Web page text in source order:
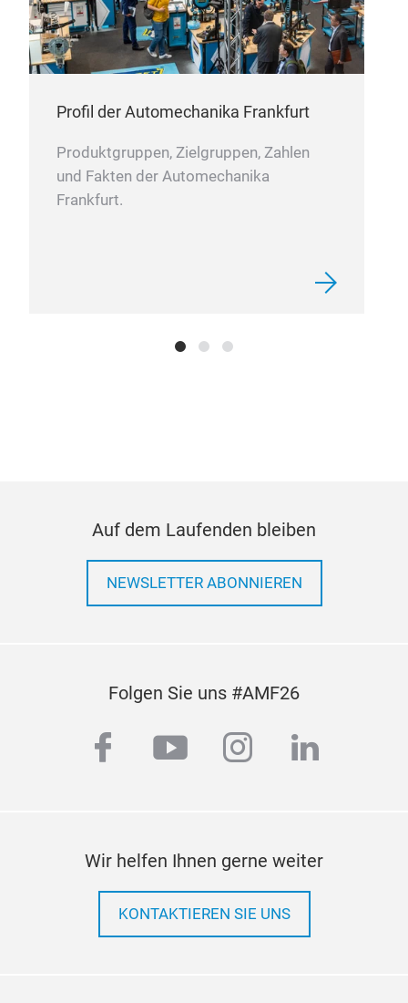
Profil der Automechanika Frankfurt
Produktgruppen, Zielgruppen, Zahlen
und Fakten der Automechanika
Frankfurt.
Auf dem Laufenden bleiben
NEWSLETTER ABONNIEREN
Folgen Sie uns #AMF26
facebook
youtubeinstagram
linkedin
Wir helfen Ihnen gerne weiter
KONTAKTIEREN SIE UNS